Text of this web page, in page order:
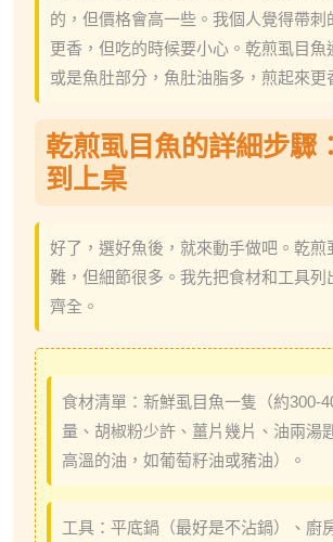
的，但價格會高一些。我個人覺得帶刺
更香，但吃的時候要小心。乾煎虱目魚
或是魚肚部分，魚肚油脂多，煎起來更
乾煎虱目魚的詳細步驟
到上桌
好了，選好魚後，就來動手做吧。乾煎
難，但細節很多。我先把食材和工具列
齊全。
食材清單：新鮮虱目魚一隻（約300-
量、胡椒粉少許、薑片幾片、油兩湯
高溫的油，如葡萄籽油或豬油）。
工具：平底鍋（最好是不沾鍋）、廚